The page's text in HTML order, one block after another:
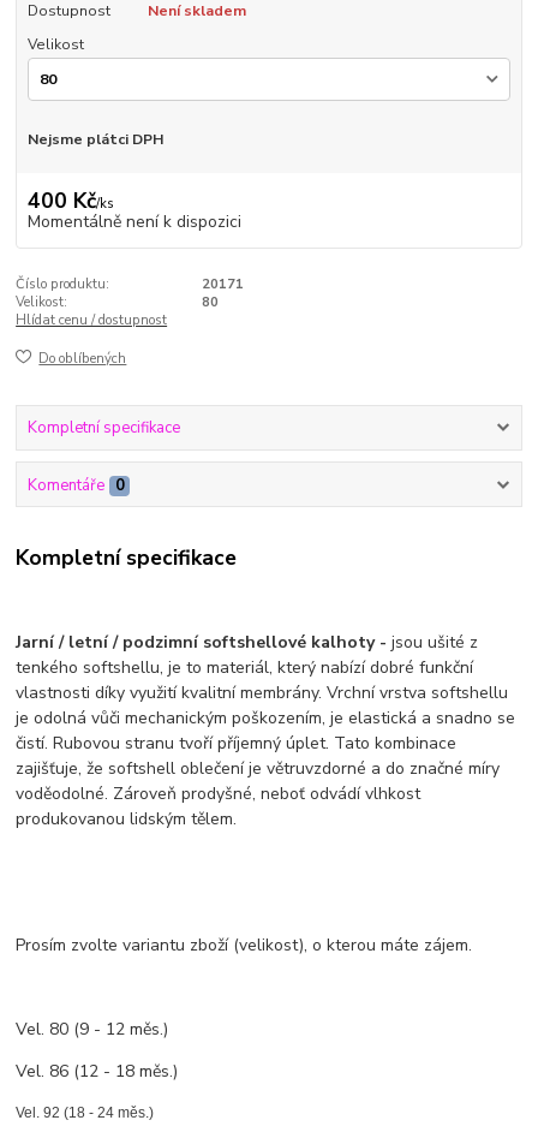
Dostupnost
Není skladem
Velikost
Nejsme plátci DPH
400 Kč/ks
Momentálně není k dispozici
Číslo produktu:
20171
Velikost:
80
Hlídat cenu / dostupnost
Do oblíbených
Kompletní specifikace
Komentáře 0
Kompletní specifikace
Jarní / letní / podzimní softshellové kalhoty -jsou ušité z
tenkého softshellu, je to materiál, který nabízí dobré funkční
vlastnosti díky využití kvalitní membrány. Vrchní vrstva softshellu
je odolná vůči mechanickým poškozením, je elastická a snadno se
čistí. Rubovou stranu tvoří příjemný úplet. Tato kombinace
zajišťuje, že softshell oblečení je větruvzdorné a do značné míry
voděodolné. Zároveň prodyšné, neboť odvádí vlhkost
produkovanou lidským tělem.
Prosím zvolte variantu zboží (velikost), o kterou máte zájem.
Vel. 80 (9 - 12 měs.)
Vel. 86 (12 - 18 měs.)
Vel. 92 (18 - 24 měs.)